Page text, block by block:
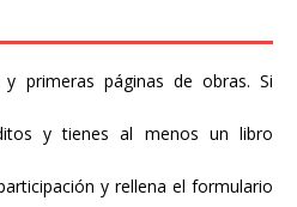
primeras páginas de obras. Si
y tienes al menos un libro
y rellena el formulario